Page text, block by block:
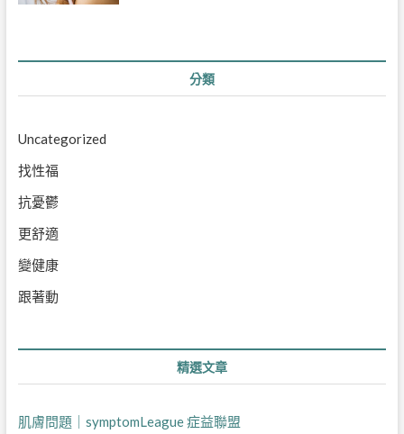
分類
Uncategorized
找性福
抗憂鬱
更舒適
變健康
跟著動
精選文章
肌膚問題｜symptomLeague 症益聯盟